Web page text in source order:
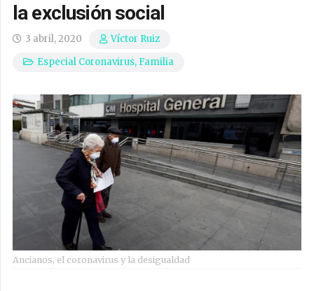
la exclusión social
3 abril, 2020
Víctor Ruiz
Especial Coronavirus, Familia
Ancianos, el coronavirus y la desigualdad